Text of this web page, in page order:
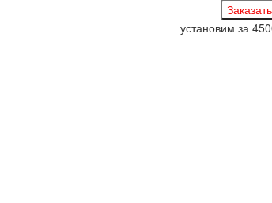
установим за